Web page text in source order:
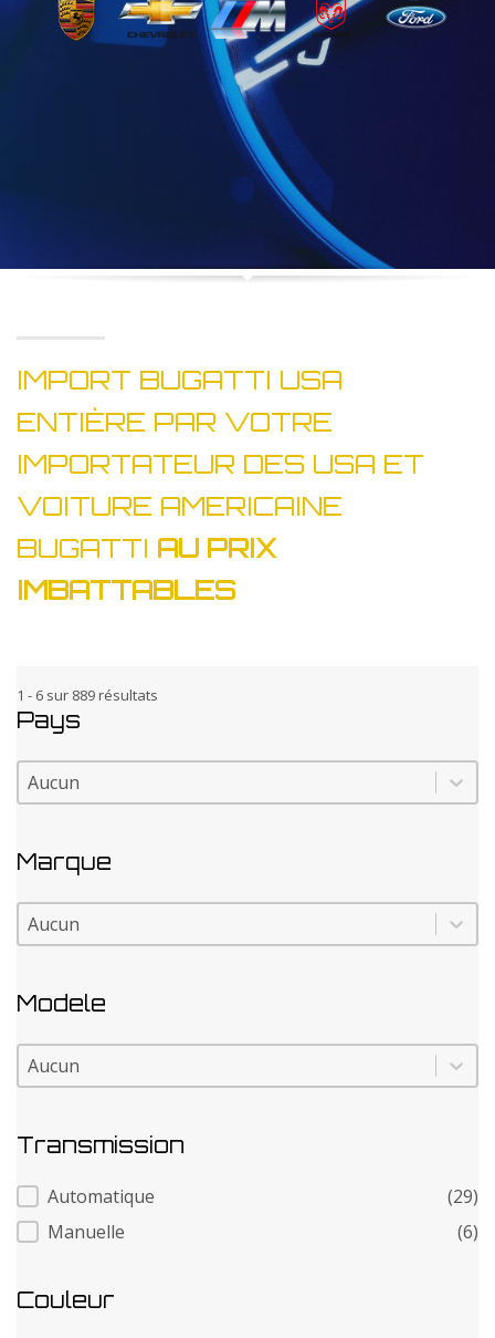
IMPORT BUGATTI USA
ENTIÈRE PAR VOTRE
IMPORTATEUR DES USA ET
VOITURE AMERICAINE
BUGATTI AU PRIX
IMBATTABLES
1 - 6 sur 889 résultats
Pays
Pays
Pays
Marque
Marque
Marque
Modele
Modele
Modele
Transmission
Transmission
Automatique
(29)
Manuelle
(6)
Couleur